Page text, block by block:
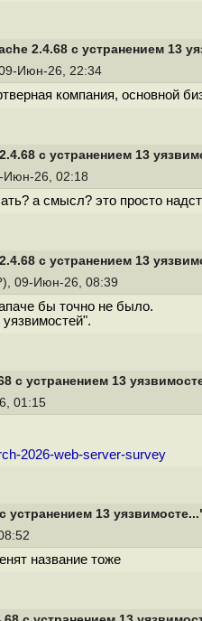
2.4.68 с устранением 13
Июн-26, 22:34
компания, основной
с устранением 13
Июн-26, 02:18
а смысл? это просто
с устранением 13
09-Июн-26, 08:39
бы точно не было.
с устранением 13
01:15
2026-web-server-survey
устранением 13
название тоже